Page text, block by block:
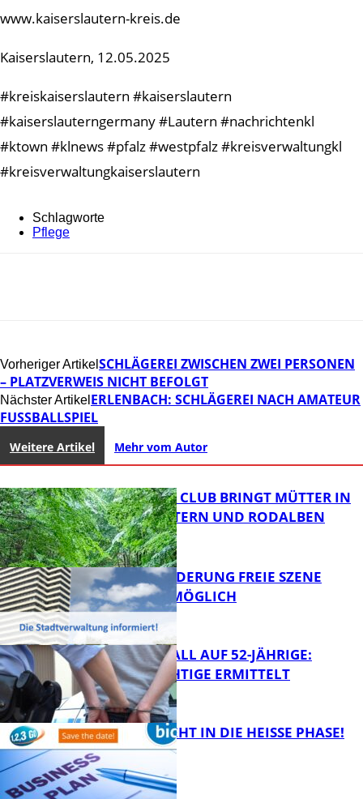
www.kaiserslautern-kreis.de
Kaiserslautern, 12.05.2025
#kreiskaiserslautern #kaiserslautern
#kaiserslauterngermany #Lautern #nachrichtenkl
#ktown #klnews #pfalz #westpfalz #kreisverwaltungkl
#kreisverwaltungkaiserslautern
Schlagworte
Pflege
Vorheriger Artikel SCHLÄGEREI ZWISCHEN ZWEI PERSONEN
– PLATZVERWEIS NICHT BEFOLGT
Nächster Artikel ERLENBACH: SCHLÄGEREI NACH AMATEUR
FUSSBALLSPIEL
Weitere Artikel Mehr vom Autor
FB News
NEUER MOM CLUB BRINGT MÜTTER IN
KAISERSLAUTERN UND RODALBEN
ZUSAMMEN
FB Kultur
PROJEKTFÖRDERUNG FREIE SZENE
WEITERHIN MÖGLICH
FB News
RAUBÜBERFALL AUF 52-JÄHRIGE:
TATVERDÄCHTIGE ERMITTELT
1,2,3 GO® GEHT IN DIE HEISSE PHASE!